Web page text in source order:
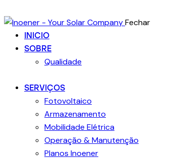
Fechar
INICIO
SOBRE
Qualidade
SERVIÇOS
Fotovoltaico
Armazenamento
Mobilidade Elétrica
Operação & Manutenção
Planos Inoener